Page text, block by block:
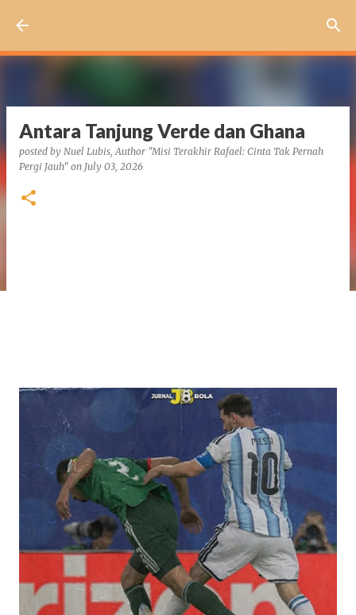
Antara Tanjung Verde dan Ghana
posted by Nuel Lubis, Author "Misi Terakhir Rafael: Cinta Tak Pernah
Pergi Jauh" on July 03, 2026